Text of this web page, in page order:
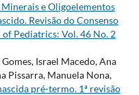
e Oligoelementos
Revisão do Consenso
Pediatrics: Vol. 46 No. 2
Israel Macedo, Ana
Pissarra, Manuela Nona,
pré-termo. 1ª revisão